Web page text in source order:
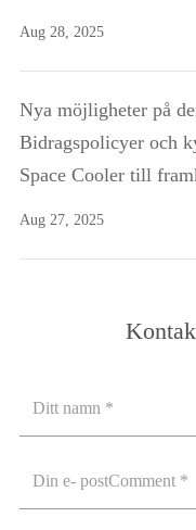
Aug 28, 2025
Nya möjligheter på
Bidragspolicyer och
Space Cooler till
Aug 27, 2025